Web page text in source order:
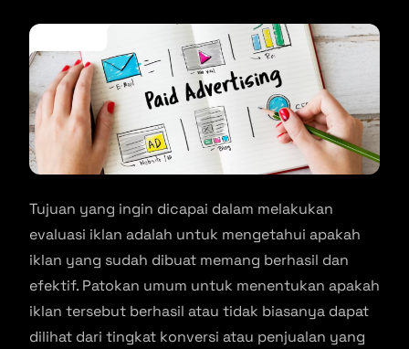
Tujuan yang ingin dicapai dalam melakukan
evaluasi iklan adalah untuk mengetahui apakah
iklan yang sudah dibuat memang berhasil dan
efektif. Patokan umum untuk menentukan apakah
iklan tersebut berhasil atau tidak biasanya dapat
dilihat dari tingkat konversi atau penjualan yang